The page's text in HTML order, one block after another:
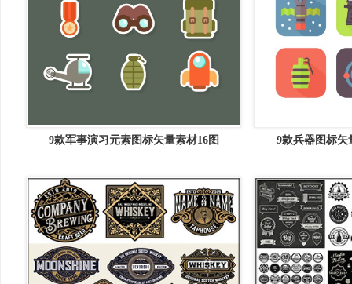
9款军事演习元素图标矢量素材16图 9款兵器图标矢